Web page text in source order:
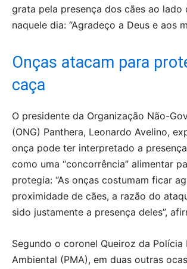
grata pela presença dos cães ao lado
naquele dia: “Agradeço a Deus e aos
Onças atacam para
caça
O presidente da Organização Não-
(ONG) Panthera, Leonardo Avelino,
onça pode ter interpretado a
como uma “concorrência” alimentar
protegia: “As onças costumam ficar
proximidade de cães, a razão do
sido justamente a presença deles”,
Segundo o coronel Queiroz da Polícia
Ambiental (PMA), em duas outras